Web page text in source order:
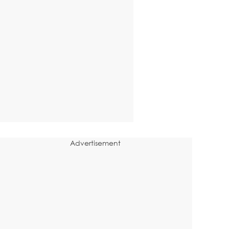
Advertisement